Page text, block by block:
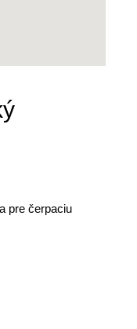
pre čerpaciu